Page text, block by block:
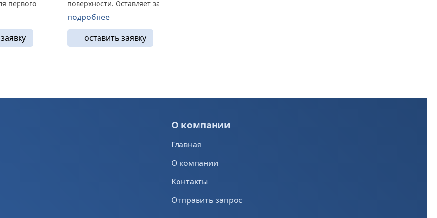
первого
позволяет
чистую
с глубиной
глубиной.
GB2 ...
поверхности. Оставляет за
собой глубину царапин до
0,05 (мм). Ресурс данных
франкфуртов весьма
значителен, до 1500 (м²), при
снятие 1(мм). Корпус ...
подробнее
оставить заявку
О компании
Главная
О компании
Контакты
Отправить запрос